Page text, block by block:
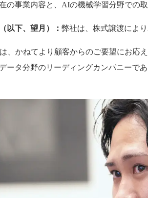
の事業内容と、AIの機械学習分野での
以下、望月）： 弊社は、株式譲渡によ
、かねてより顧客からのご要望にお応
ータ分野のリーディングカンパニーで